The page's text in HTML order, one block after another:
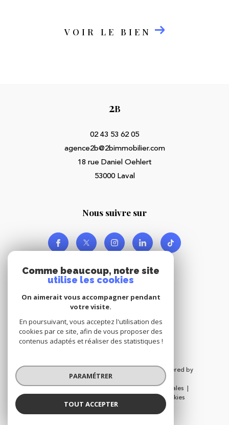
VOIR LE BIEN
2B
02 43 53 62 05
agence2b@2bimmobilier.com
18 rue Daniel Oehlert
53000 Laval
nous suivre sur
© 2026 | Tous droits réservés | Traduction powered by
Google |
Nos honoraires
Plan du site
Mentions légales
Cookies
Comme beaucoup, notre site
utilise les cookies
On aimerait vous accompagner pendant
votre visite.
En poursuivant, vous acceptez l'utilisation des
cookies par ce site, afin de vous proposer des
contenus adaptés et réaliser des statistiques !
PARAMÉTRER
TOUT ACCEPTER